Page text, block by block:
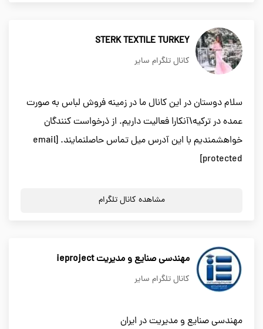
STERK TEXTILE TURKEY
کانال تلگرام سایر
سلام دوستان در این کانال ما در زمینه فروش لباس به صورت
عمده در ترکیه\آنکارا فعالیت داریم. از ذرخواست کنندگان
خواهشمندیم با این آدرس میل تماس حاصلنمایند. [email
protected]
مشاهده کانال تلگرام
مهندسی صنایع و مدیریت ieproject
کانال تلگرام سایر
مهندسی صنایع و مدیریت در ایران